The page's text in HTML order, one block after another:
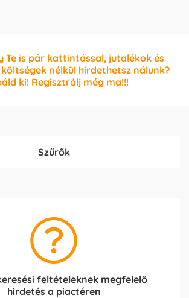
Te is pár kattintással, jutalékok és
nélkül hirdethetsz nálunk?
ki! Regisztrálj még ma!!!
Szűrők
feltételeknek megfelelő
hirdetés a piactéren